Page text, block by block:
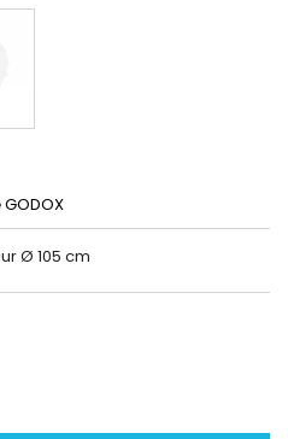
GODOX
Ø 105 cm